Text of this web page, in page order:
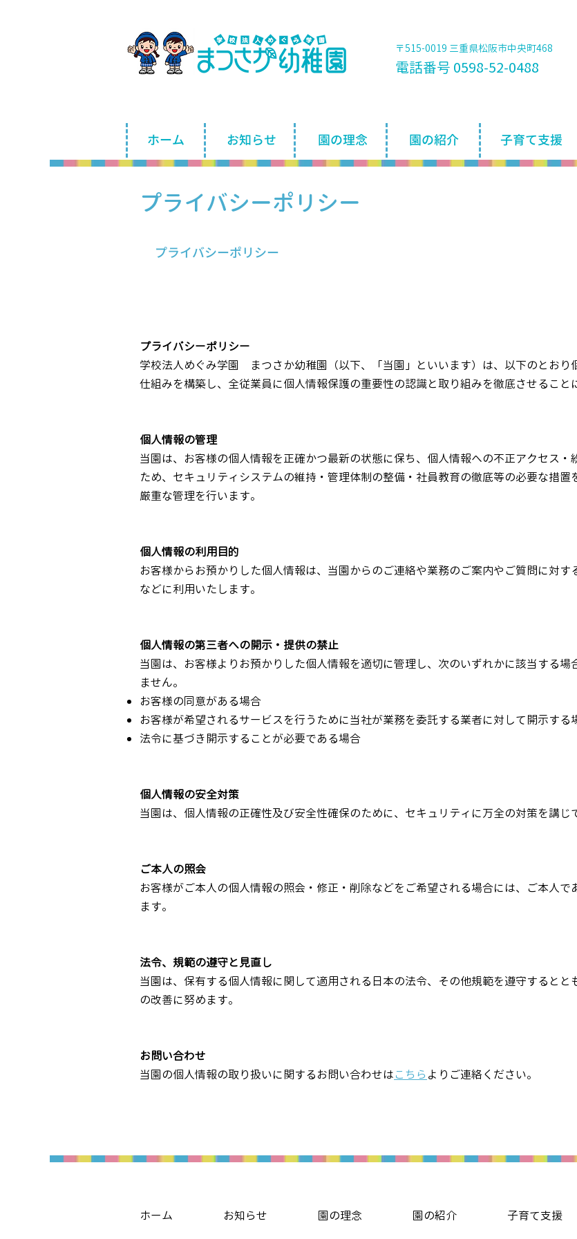
〒515-0019 三重県松阪市中央町468
電話番号 0598-52-0488
ホーム お知らせ 園の理念 園の紹介 子育て支援
プライバシーポリシー
プライバシーポリシー
プライバシーポリシー
学校法人めぐみ学園 まつさか幼稚園（以下、「当園」といいます）は、以下のとおり
仕組みを構築し、全従業員に個人情報保護の重要性の認識と取り組みを徹底させること
個人情報の管理
当園は、お客様の個人情報を正確かつ最新の状態に保ち、個人情報への不正アクセス
ため、セキュリティシステムの維持・管理体制の整備・社員教育の徹底等の必要な措
厳重な管理を行います。
個人情報の利用目的
お客様からお預かりした個人情報は、当園からのご連絡や業務のご案内やご質問に対
などに利用いたします。
個人情報の第三者への開示・提供の禁止
当園は、お客様よりお預かりした個人情報を適切に管理し、次のいずれかに該当する
ません。
お客様の同意がある場合
お客様が希望されるサービスを行うために当社が業務を委託する業者に対して開示する
法令に基づき開示することが必要である場合
個人情報の安全対策
当園は、個人情報の正確性及び安全性確保のために、セキュリティに万全の対策を講じ
ご本人の照会
お客様がご本人の個人情報の照会・修正・削除などをご希望される場合には、ご本人
ます。
法令、規範の遵守と見直し
当園は、保有する個人情報に関して適用される日本の法令、その他規範を遵守すると
の改善に努めます。
お問い合わせ
当園の個人情報の取り扱いに関するお問い合わせはこちら よりご連絡ください。
ホーム お知らせ
園の理念
園の紹介
子育て支援